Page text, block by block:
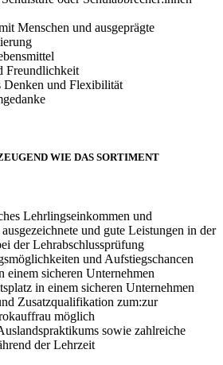
Menschen und ausgeprägte
Freundlichkeit
Denken und Flexibilität
WIE DAS SORTIMENT
Lehrlingseinkommen und
und gute Leistungen in der
der Lehrabschlussprüfung
und Aufstiegschancen
einem sicheren Unternehmen
in einem sicheren Unternehmen
Zusatzqualifikation zum:zur
möglich
sowie zahlreiche
der Lehrzeit